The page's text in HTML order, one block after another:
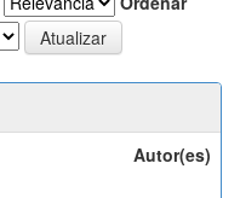
Autor(es)